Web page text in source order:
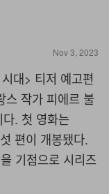
Nov 3, 2023
대> 티저 예고편
스 작가 피에르 불
. 첫 영화는
편이 개봉됐다.
기점으로 시리즈